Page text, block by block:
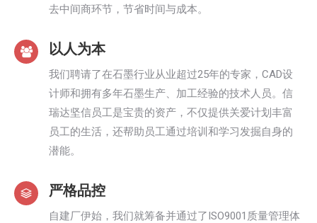
去中间商环节，节省时间与成本。
以人为本
我们聘请了在石墨行业从业超过25年的专家，CAD设
计师和拥有多年石墨生产、加工经验的技术人员。信
瑞达坚信员工是宝贵的资产，不仅提供关爱计划丰富
员工的生活，还帮助员工通过培训和学习发掘自身的
潜能。
严格品控
自建厂伊始，我们就筹备并通过了ISO9001质量管理体